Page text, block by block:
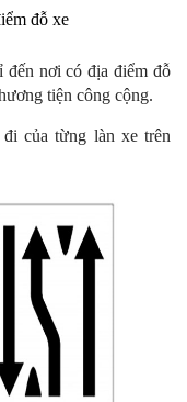
đỗ xe
đến nơi có địa điểm đỗ
tiện công cộng.
của từng làn xe trên